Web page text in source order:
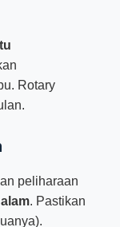
Rotary
peliharaan
. Pastikan